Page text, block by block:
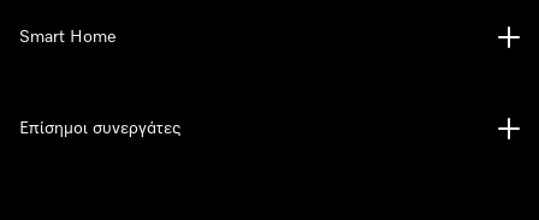
Smart Home
Επίσημοι συνεργάτες